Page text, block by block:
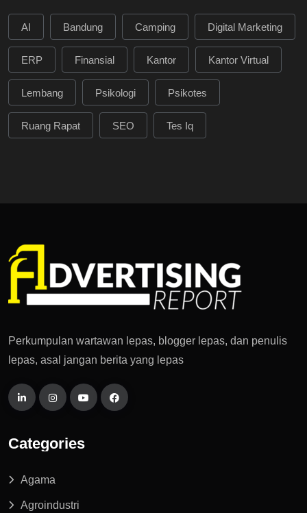
AI Bandung Camping Digital Marketing
ERP Finansial Kantor Kantor Virtual
Lembang Psikologi Psikotes
Ruang Rapat SEO Tes Iq
Perkumpulan wartawan lepas, blogger lepas, dan penulis
lepas, asal jangan berita yang lepas
Categories
Agama
Agroindustri